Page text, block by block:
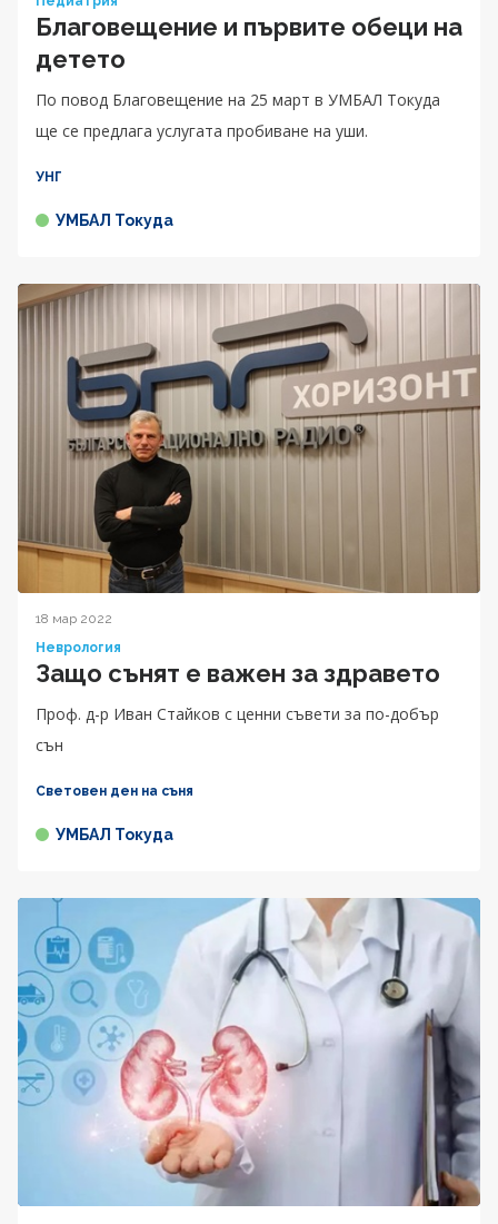
Благовещение и първите обеци на
детето
По повод Благовещение на 25 март в УМБАЛ Токуда
ще се предлага услугата пробиване на уши.
УНГ
УМБАЛ Токуда
18 мар 2022
Неврология
Защо сънят е важен за здравето
Проф. д-р Иван Стайков с ценни съвети за по-добър
сън
Световен ден на съня
УМБАЛ Токуда